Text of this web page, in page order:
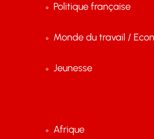
Politique française
Monde du travail /
Jeunesse
Afrique